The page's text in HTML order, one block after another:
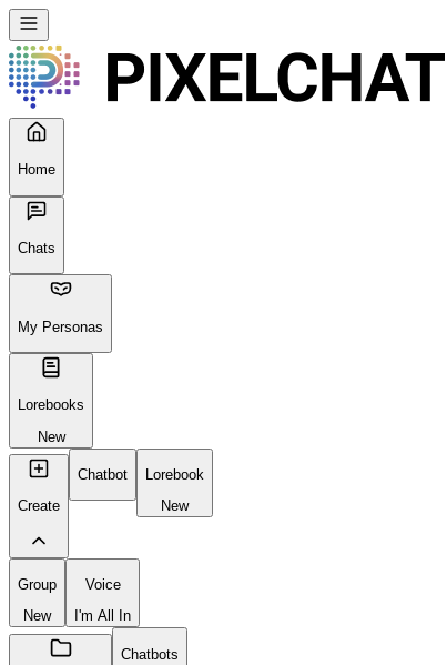
Home
Chats
My Personas
Lorebooks
New
Create
Chatbot
Lorebook
New
Group
New
Voice
I'm All In
Chatbots